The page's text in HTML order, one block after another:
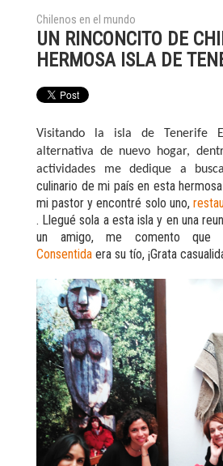
Chilenos en el mundo
UN RINCONCITO DE
HERMOSA ISLA DE
Visitando la isla de Tenerife
alternativa de nuevo hogar,
actividades me dedique a
culinario de mi país en esta
mi pastor y encontré solo uno,
. Llegué sola a esta isla y en una
un amigo, me comento
Consentida era su tío, ¡Grata